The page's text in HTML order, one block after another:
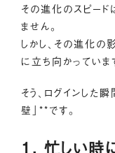
その進化のスピード
ません。
しかし、その進化の
に立ち向かっていま
そう、ログインした
壁」**です。
1. 忙しい時